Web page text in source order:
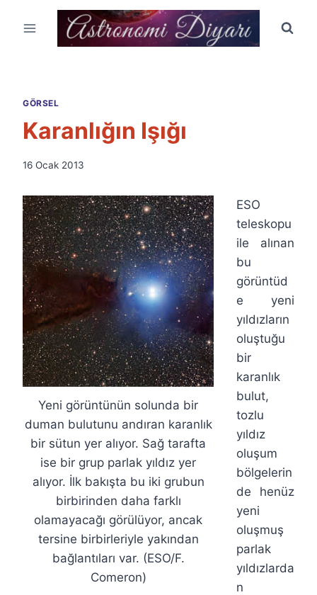
GÖRSEL
Karanlığın Işığı
By
Fuat
Özyar
16 Ocak 2013
Yeni görüntünün solunda bir
duman bulutunu andıran karanlık
bir sütun yer alıyor. Sağ tarafta
ise bir grup parlak yıldız yer
alıyor. İlk bakışta bu iki grubun
birbirinden daha farklı
olamayacağı görülüyor, ancak
tersine birbirleriyle yakından
bağlantıları var. (ESO/F.
Comeron)
ESO
teleskopu
ile alınan
bu
görüntüd
e yeni
yıldızların
oluştuğu
bir
karanlık
bulut,
tozlu
yıldız
oluşum
bölgelerin
de henüz
yeni
oluşmuş
parlak
yıldızlarda
n